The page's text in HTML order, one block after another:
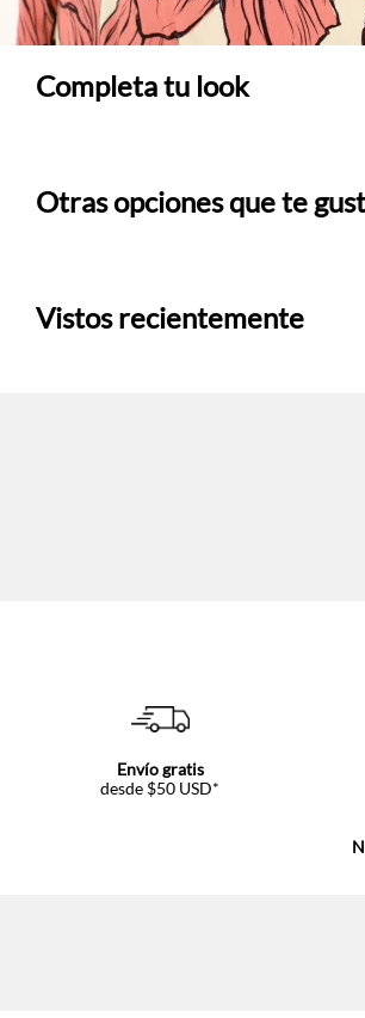
Completa tu look
Otras opciones que te
Vistos recientemente
Envío gratis
desde $50 USD*